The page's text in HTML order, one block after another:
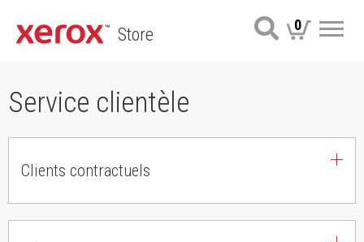
Store 0
Service clientèle
Clients contractuels